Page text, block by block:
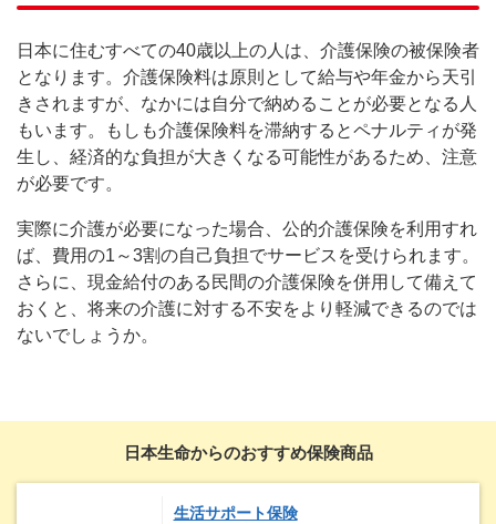
日本に住むすべての40歳以上の人は、介護保険の被保険者
となります。介護保険料は原則として給与や年金から天引
きされますが、なかには自分で納めることが必要となる人
もいます。もしも介護保険料を滞納するとペナルティが発
生し、経済的な負担が大きくなる可能性があるため、注意
が必要です。
実際に介護が必要になった場合、公的介護保険を利用すれ
ば、費用の1～3割の自己負担でサービスを受けられます。
さらに、現金給付のある民間の介護保険を併用して備えて
おくと、将来の介護に対する不安をより軽減できるのでは
ないでしょうか。
日本生命からのおすすめ保険商品
生活サポート保険